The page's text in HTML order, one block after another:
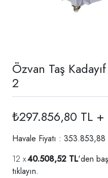
Özvan Taş
2
₺297.856,80 TL +
Havale Fiyatı : 353.853,88
40.508,52 TL'den
tıklayın.